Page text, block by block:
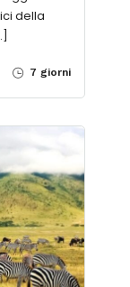
della
7 giorni